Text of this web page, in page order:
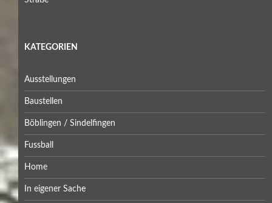
KATEGORIEN
Ausstellungen
Baustellen
Böblingen / Sindelfingen
Fussball
Home
In eigener Sache